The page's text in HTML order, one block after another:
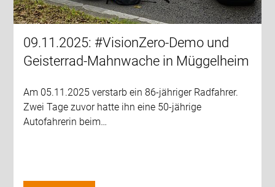
09.11.2025: #VisionZero-Demo und
Geisterrad-Mahnwache in Müggelheim
Am 05.11.2025 verstarb ein 86-jähriger Radfahrer.
Zwei Tage zuvor hatte ihn eine 50-jährige
Autofahrerin beim…